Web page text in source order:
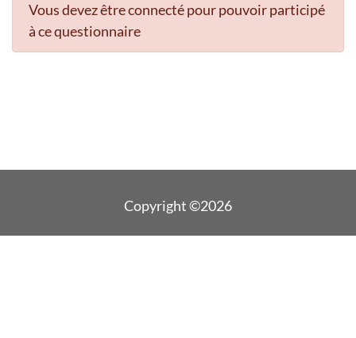
Vous devez être connecté pour pouvoir participé
à ce questionnaire
Copyright ©2026